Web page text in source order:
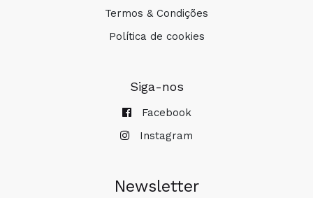
Termos & Condições
Política de cookies
Siga-nos
Facebook
Instagram
Newsletter